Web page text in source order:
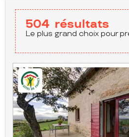
504 résultats
Le plus grand choix pour